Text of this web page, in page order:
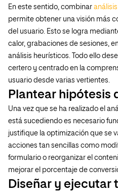
En este sentido, combinar
permite obtener una visión más
del usuario. Esto se logra
calor, grabaciones de sesiones,
análisis heurísticos. Todo ello
certero y centrado en la
usuario desde varias vertientes.
Plantear hipótesis
Una vez que se ha realizado el
está sucediendo es necesario
justifique la optimización que se
acciones tan sencillas como
formulario o reorganizar el
mejorar el porcentaje de
Diseñar y ejecutar